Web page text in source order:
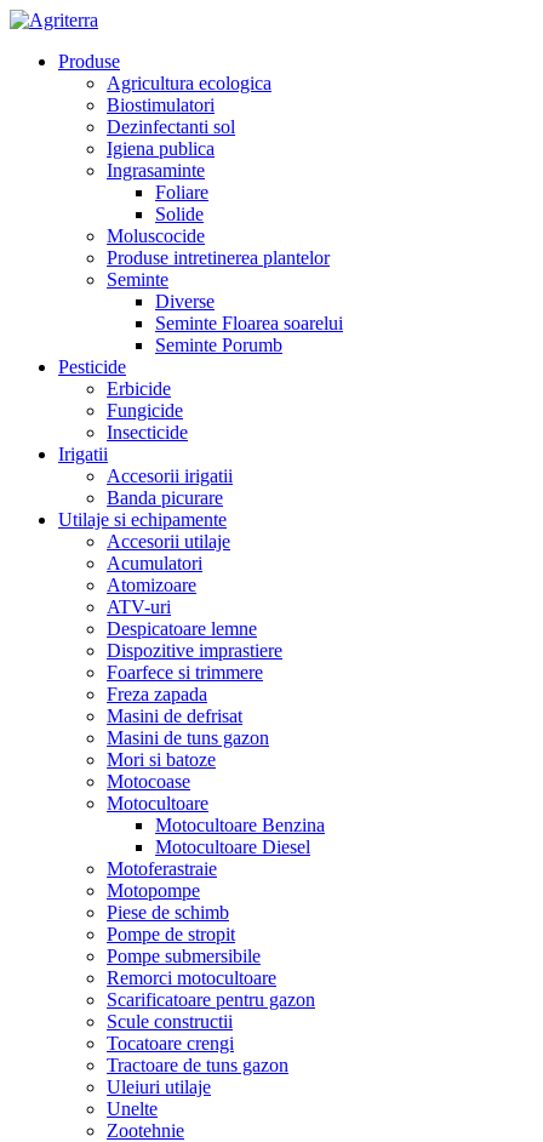
Produse
Agricultura ecologica
Biostimulatori
Dezinfectanti sol
Igiena publica
Ingrasaminte
Foliare
Solide
Moluscocide
Produse intretinerea plantelor
Seminte
Diverse
Seminte Floarea soarelui
Seminte Porumb
Pesticide
Erbicide
Fungicide
Insecticide
Irigatii
Accesorii irigatii
Banda picurare
Utilaje si echipamente
Accesorii utilaje
Acumulatori
Atomizoare
ATV-uri
Despicatoare lemne
Dispozitive imprastiere
Foarfece si trimmere
Freza zapada
Masini de defrisat
Masini de tuns gazon
Mori si batoze
Motocoase
Motocultoare
Motocultoare Benzina
Motocultoare Diesel
Motoferastraie
Motopompe
Piese de schimb
Pompe de stropit
Pompe submersibile
Remorci motocultoare
Scarificatoare pentru gazon
Scule constructii
Tocatoare crengi
Tractoare de tuns gazon
Uleiuri utilaje
Unelte
Zootehnie